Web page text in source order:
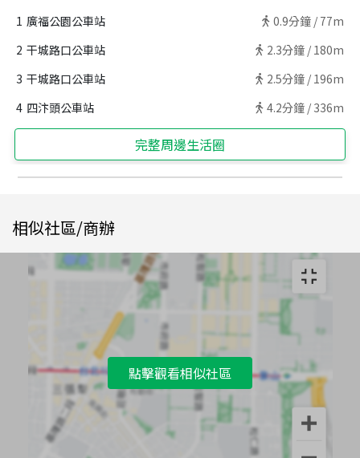
1 廣福公園公車站 0.9分鐘 / 77m
2 干城路口公車站 2.3分鐘 / 180m
3 干城路口公車站 2.5分鐘 / 196m
4 四汴頭公車站 4.2分鐘 / 336m
完整周邊生活圈
相似社區/商辦
點擊觀看相似社區